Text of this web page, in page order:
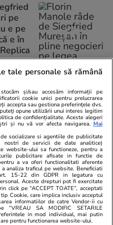
pe
e pe
e în
07:33
de
la
şef
tale personale să rămână
stocăm și/sau accesăm informații pe
cookie unici pentru prelucrarea
accepta sau gestiona preferințele dvs.
opune utilizării unui interes legitim
de confidențialitate. Aceste alegeri
și nu vă vor afecta navigarea. Mai
socializare si agentiile de publicitate
nostri de servicii de date analitice)
website-ului sa functioneze, pentru a
publicitare afisate in functie de
a va oferi functionalitati aferente
analiza traficul pe website. Beneficiati
15-22 din GDPR in legatura cu
Aceste drepturi pot fi exercitate
click pe “ACCEPT TOATE”, acceptati
Cookie, care implica inclusiv acceptul
informatiilor de catre Vendor-ii cu
“VREAU SA MODIFIC SETARILE
in mod individual, mai putin
pentru functionarea website-ului.